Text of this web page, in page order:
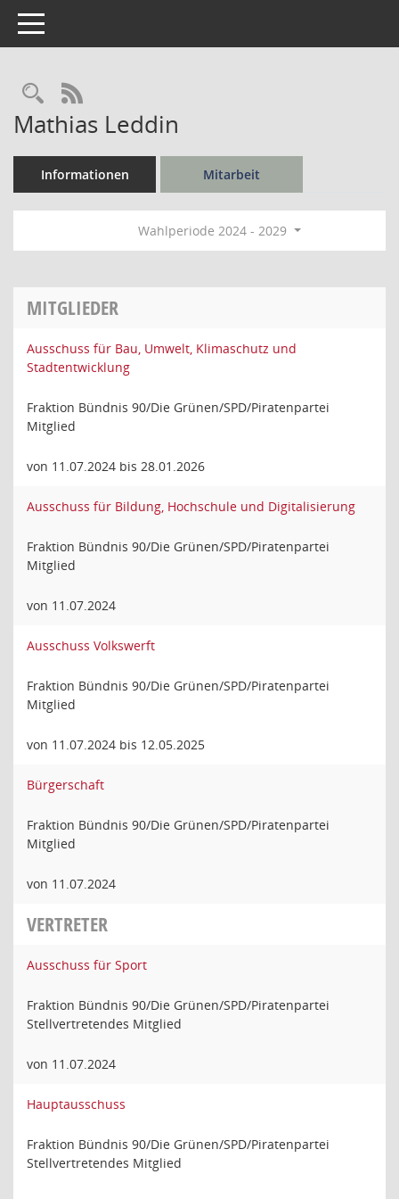
Toggle navigation
Rechercheauswahl
RSS-Feed
Mathias Leddin
Informationen Mitarbeit
Wahlperiode 2024 - 2029
MITGLIEDER
Ausschuss für Bau, Umwelt, Klimaschutz und
Stadtentwicklung
Fraktion Bündnis 90/Die Grünen/SPD/Piratenpartei
Mitglied
von 11.07.2024 bis 28.01.2026
Ausschuss für Bildung, Hochschule und Digitalisierung
Fraktion Bündnis 90/Die Grünen/SPD/Piratenpartei
Mitglied
von 11.07.2024
Ausschuss Volkswerft
Fraktion Bündnis 90/Die Grünen/SPD/Piratenpartei
Mitglied
von 11.07.2024 bis 12.05.2025
Bürgerschaft
Fraktion Bündnis 90/Die Grünen/SPD/Piratenpartei
Mitglied
von 11.07.2024
VERTRETER
Ausschuss für Sport
Fraktion Bündnis 90/Die Grünen/SPD/Piratenpartei
Stellvertretendes Mitglied
von 11.07.2024
Hauptausschuss
Fraktion Bündnis 90/Die Grünen/SPD/Piratenpartei
Stellvertretendes Mitglied